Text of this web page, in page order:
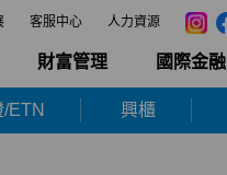
客服中心 人力資源
財富管理 國際金融
ETN 興櫃